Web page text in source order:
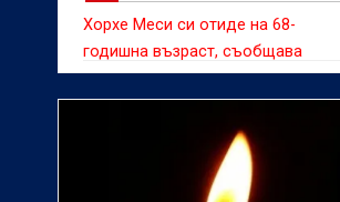
Хорхе Меси си отиде на 68-
годишна възраст, съобщава
вестник "Infobae"